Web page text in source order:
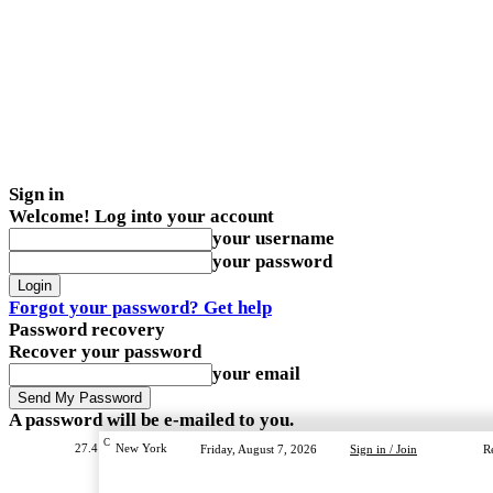
Sign in
Welcome! Log into your account
your username
your password
Forgot your password? Get help
Password recovery
Recover your password
your email
A password will be e-mailed to you.
27.4 C New York Friday, August 7, 2026 Sign in / Join